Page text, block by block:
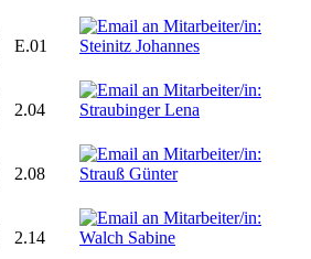
E.01
2.04
2.08
2.14